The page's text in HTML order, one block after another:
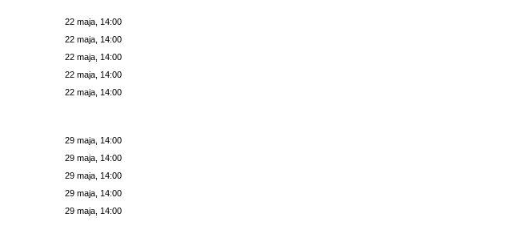
22 maja, 14:00
22 maja, 14:00
22 maja, 14:00
22 maja, 14:00
22 maja, 14:00
29 maja, 14:00
29 maja, 14:00
29 maja, 14:00
29 maja, 14:00
29 maja, 14:00